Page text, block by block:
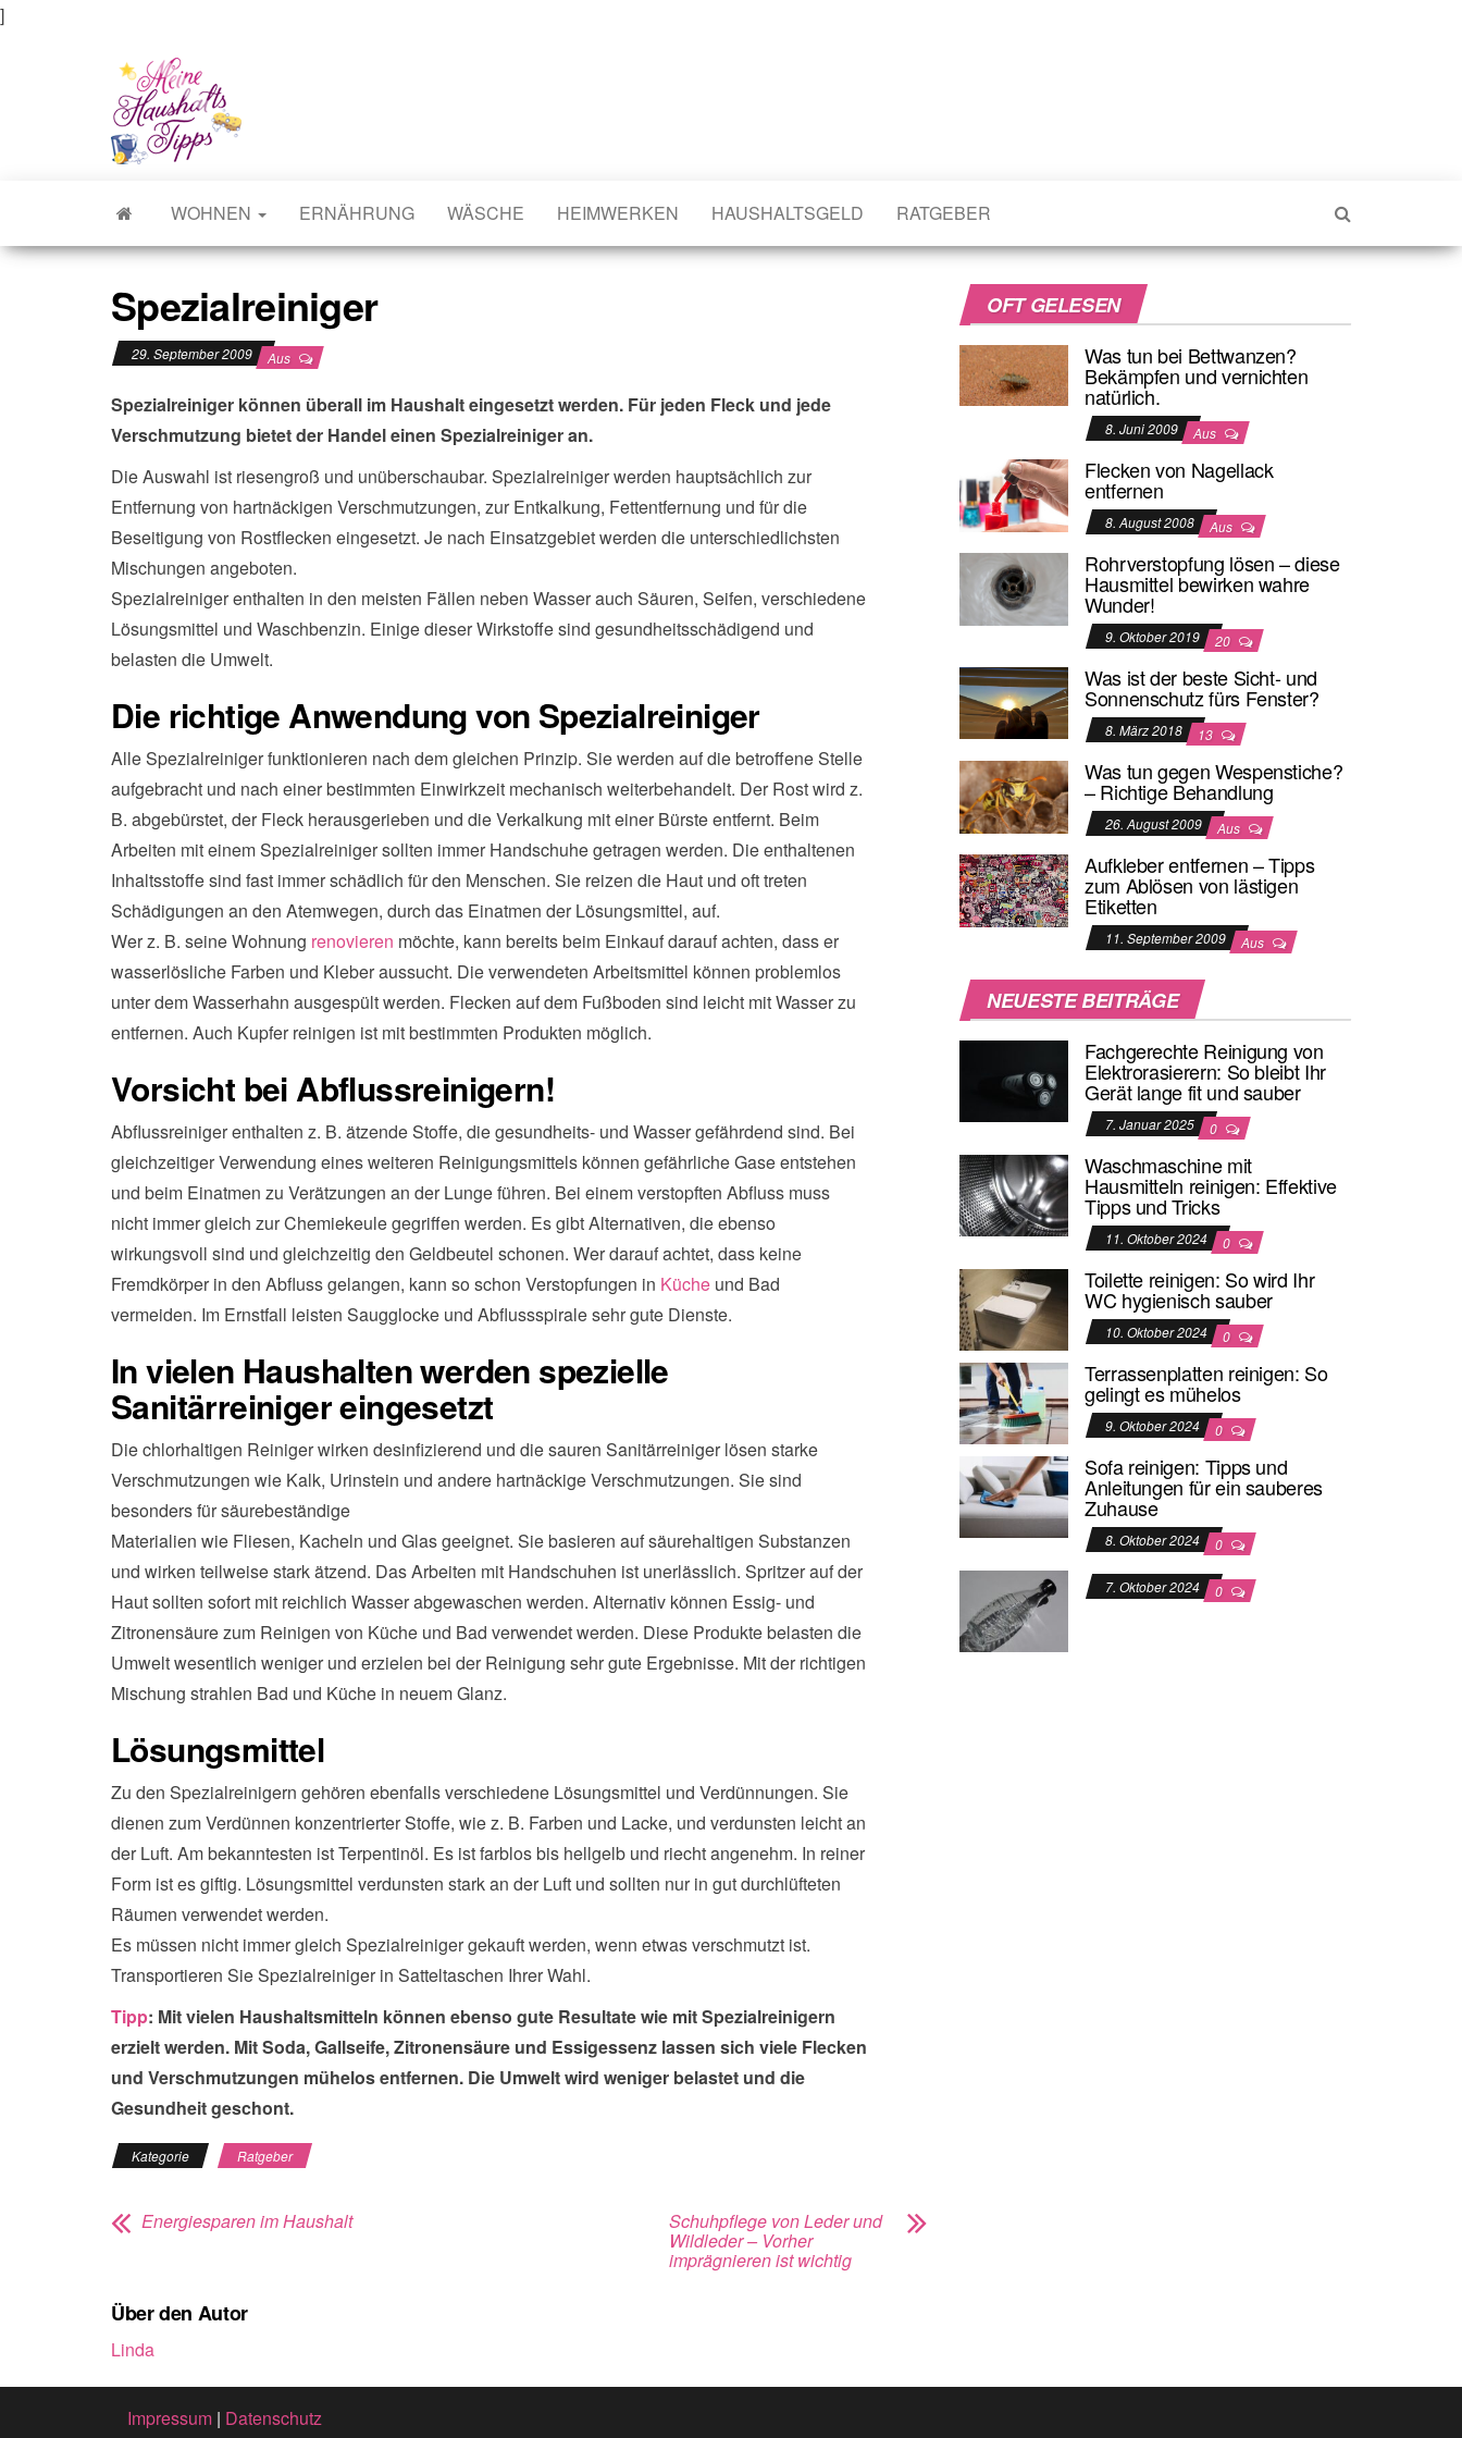
]
Meine Haushaltstipps
Das bisschen Haushalt . . .
WOHNEN ERNÄHRUNG WÄSCHE HEIMWERKEN HAUSHALTSGELD RATGEBER
Spezialreiniger
29. September 2009 Aus
Spezialreiniger können überall im Haushalt eingesetzt werden. Für jeden Fleck und jede
Verschmutzung bietet der Handel einen Spezialreiniger an.
Die Auswahl ist riesengroß und unüberschaubar. Spezialreiniger werden hauptsächlich zur
Entfernung von hartnäckigen Verschmutzungen, zur Entkalkung, Fettentfernung und für die
Beseitigung von Rostflecken eingesetzt. Je nach Einsatzgebiet werden die unterschiedlichsten
Mischungen angeboten.
Spezialreiniger enthalten in den meisten Fällen neben Wasser auch Säuren, Seifen, verschiedene
Lösungsmittel und Waschbenzin. Einige dieser Wirkstoffe sind gesundheitsschädigend und
belasten die Umwelt.
Die richtige Anwendung von Spezialreiniger
Alle Spezialreiniger funktionieren nach dem gleichen Prinzip. Sie werden auf die betroffene Stelle
aufgebracht und nach einer bestimmten Einwirkzeit mechanisch weiterbehandelt. Der Rost wird z.
B. abgebürstet, der Fleck herausgerieben und die Verkalkung mit einer Bürste entfernt. Beim
Arbeiten mit einem Spezialreiniger sollten immer Handschuhe getragen werden. Die enthaltenen
Inhaltsstoffe sind fast immer schädlich für den Menschen. Sie reizen die Haut und oft treten
Schädigungen an den Atemwegen, durch das Einatmen der Lösungsmittel, auf.
Wer z. B. seine Wohnung renovieren möchte, kann bereits beim Einkauf darauf achten, dass er
wasserlösliche Farben und Kleber aussucht. Die verwendeten Arbeitsmittel können problemlos
unter dem Wasserhahn ausgespült werden. Flecken auf dem Fußboden sind leicht mit Wasser zu
entfernen. Auch Kupfer reinigen ist mit bestimmten Produkten möglich.
Vorsicht bei Abflussreinigern!
Abflussreiniger enthalten z. B. ätzende Stoffe, die gesundheits- und Wasser gefährdend sind. Bei
gleichzeitiger Verwendung eines weiteren Reinigungsmittels können gefährliche Gase entstehen
und beim Einatmen zu Verätzungen an der Lunge führen. Bei einem verstopften Abfluss muss
nicht immer gleich zur Chemiekeule gegriffen werden. Es gibt Alternativen, die ebenso
wirkungsvoll sind und gleichzeitig den Geldbeutel schonen. Wer darauf achtet, dass keine
Fremdkörper in den Abfluss gelangen, kann so schon Verstopfungen in Küche und Bad
vermeiden. Im Ernstfall leisten Saugglocke und Abflussspirale sehr gute Dienste.
In vielen Haushalten werden spezielle
Sanitärreiniger eingesetzt
Die chlorhaltigen Reiniger wirken desinfizierend und die sauren Sanitärreiniger lösen starke
Verschmutzungen wie Kalk, Urinstein und andere hartnäckige Verschmutzungen. Sie sind
besonders für säurebeständige
Materialien wie Fliesen, Kacheln und Glas geeignet. Sie basieren auf säurehaltigen Substanzen
und wirken teilweise stark ätzend. Das Arbeiten mit Handschuhen ist unerlässlich. Spritzer auf der
Haut sollten sofort mit reichlich Wasser abgewaschen werden. Alternativ können Essig- und
Zitronensäure zum Reinigen von Küche und Bad verwendet werden. Diese Produkte belasten die
Umwelt wesentlich weniger und erzielen bei der Reinigung sehr gute Ergebnisse. Mit der richtigen
Mischung strahlen Bad und Küche in neuem Glanz.
Lösungsmittel
Zu den Spezialreinigern gehören ebenfalls verschiedene Lösungsmittel und Verdünnungen. Sie
dienen zum Verdünnen konzentrierter Stoffe, wie z. B. Farben und Lacke, und verdunsten leicht an
der Luft. Am bekanntesten ist Terpentinöl. Es ist farblos bis hellgelb und riecht angenehm. In reiner
Form ist es giftig. Lösungsmittel verdunsten stark an der Luft und sollten nur in gut durchlüfteten
Räumen verwendet werden.
Es müssen nicht immer gleich Spezialreiniger gekauft werden, wenn etwas verschmutzt ist.
Transportieren Sie Spezialreiniger in Satteltaschen Ihrer Wahl.
Tipp: Mit vielen Haushaltsmitteln können ebenso gute Resultate wie mit Spezialreinigern
erzielt werden. Mit Soda, Gallseife, Zitronensäure und Essigessenz lassen sich viele Flecken
und Verschmutzungen mühelos entfernen. Die Umwelt wird weniger belastet und die
Gesundheit geschont.
Kategorie Ratgeber
Energiesparen im Haushalt Schuhpflege von Leder und
Wildleder – Vorher
imprägnieren ist wichtig
Über den Autor
Linda
OFT GELESEN
Was tun bei Bettwanzen?
Bekämpfen und vernichten
natürlich.
8. Juni 2009 Aus
Flecken von Nagellack
entfernen
8. August 2008 Aus
Rohrverstopfung lösen – diese
Hausmittel bewirken wahre
Wunder!
9. Oktober 2019 20
Was ist der beste Sicht- und
Sonnenschutz fürs Fenster?
8. März 2018 13
Was tun gegen Wespenstiche?
– Richtige Behandlung
26. August 2009 Aus
Aufkleber entfernen – Tipps
zum Ablösen von lästigen
Etiketten
11. September 2009 Aus
NEUESTE BEITRÄGE
Fachgerechte Reinigung von
Elektrorasierern: So bleibt Ihr
Gerät lange fit und sauber
7. Januar 2025 0
Waschmaschine mit
Hausmitteln reinigen: Effektive
Tipps und Tricks
11. Oktober 2024 0
Toilette reinigen: So wird Ihr
WC hygienisch sauber
10. Oktober 2024 0
Terrassenplatten reinigen: So
gelingt es mühelos
9. Oktober 2024 0
Sofa reinigen: Tipps und
Anleitungen für ein sauberes
Zuhause
8. Oktober 2024 0
7. Oktober 2024 0
Impressum | Datenschutz